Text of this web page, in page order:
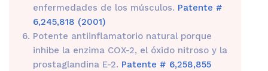
enfermedades de los músculos. Patente #
6,245,818 (2001)
Potente antiinflamatorio natural porque
inhibe la enzima COX-2, el óxido nitroso y la
prostaglandina E-2. Patente # 6,258,855